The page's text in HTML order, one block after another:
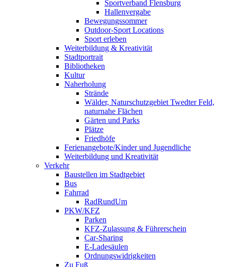
Sportverband Flensburg
Hallenvergabe
Bewegungssommer
Outdoor-Sport Locations
Sport erleben
Weiterbildung & Kreativität
Stadtportrait
Bibliotheken
Kultur
Naherholung
Strände
Wälder, Naturschutzgebiet Twedter Feld,
naturnahe Flächen
Gärten und Parks
Plätze
Friedhöfe
Ferienangebote/Kinder und Jugendliche
Weiterbildung und Kreativität
Verkehr
Baustellen im Stadtgebiet
Bus
Fahrrad
RadRundUm
PKW/KFZ
Parken
KFZ-Zulassung & Führerschein
Car-Sharing
E-Ladesäulen
Ordnungswidrigkeiten
Zu Fuß